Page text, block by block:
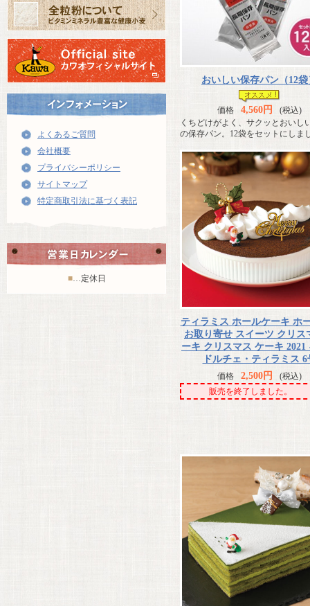
よくあるご質問
会社概要
プライバシーポリシー
サイトマップ
特定商取引法に基づく表記
■…定休日
おいしい保存パン（12袋
価格 4,560円
(税込)
くちどけがよく、サクッとおいし
の保存パン。12袋をセットにしま
ティラミス ホールケーキ ホ
お取り寄せ スイーツ クリス
ーキ クリスマス ケーキ 2021
ドルチェ・ティラミス 6
価格 2,500円
(税込)
販売を終了しました。